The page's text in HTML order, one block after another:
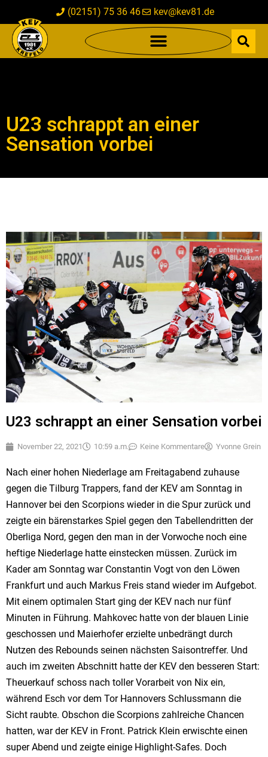
(02151) 75 36 46 kev@kev81.de
U23 schrappt an einer
Sensation vorbei
U23 schrappt an einer Sensation vorbei
November 22, 2021 10:59 a.m. Keine Kommentare Yvonne Grein
Nach einer hohen Niederlage am Freitagabend zuhause
gegen die Tilburg Trappers, fand der KEV am Sonntag in
Hannover bei den Scorpions wieder in die Spur zurück und
zeigte ein bärenstarkes Spiel gegen den Tabellendritten der
Oberliga Nord, gegen den man in der Vorwoche noch eine
heftige Niederlage hatte einstecken müssen. Zurück im
Kader am Sonntag war Constantin Vogt von den Löwen
Frankfurt und auch Markus Freis stand wieder im Aufgebot.
Mit einem optimalen Start ging der KEV nach nur fünf
Minuten in Führung. Mahkovec hatte von der blauen Linie
geschossen und Maierhofer erzielte unbedrängt durch
Nutzen des Rebounds seinen nächsten Saisontreffer. Und
auch im zweiten Abschnitt hatte der KEV den besseren Start:
Theuerkauf schoss nach toller Vorarbeit von Nix ein,
während Esch vor dem Tor Hannovers Schlussmann die
Sicht raubte. Obschon die Scorpions zahlreiche Chancen
hatten, war der KEV in Front. Patrick Klein erwischte einen
super Abend und zeigte einige Highlight-Safes. Doch